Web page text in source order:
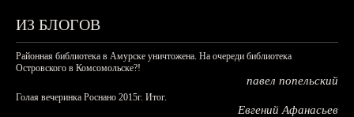
ИЗ БЛОГОВ
Районная библиотека в Амурске уничтожена. На очереди библиотека
Островского в Комсомольске?!
павел попельский
Голая вечеринка Роснано 2015г. Итог.
Евгений Афанасьев